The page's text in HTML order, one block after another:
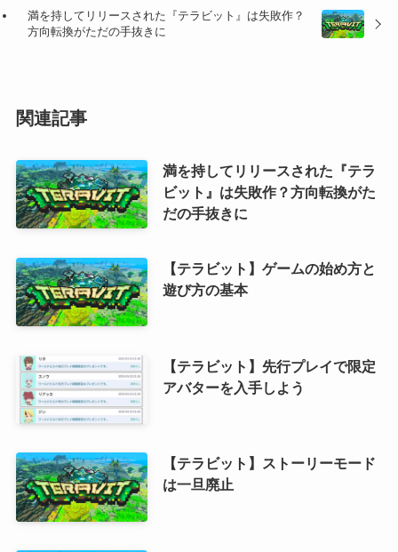
満を持してリリースされた『テラビット』は失敗作？
方向転換がただの手抜きに
関連記事
満を持してリリースされた『テラ
ビット』は失敗作？方向転換がた
だの手抜きに
【テラビット】ゲームの始め方と
遊び方の基本
【テラビット】先行プレイで限定
アバターを入手しよう
【テラビット】ストーリーモード
は一旦廃止